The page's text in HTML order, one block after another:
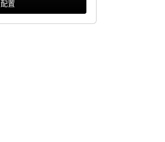
置